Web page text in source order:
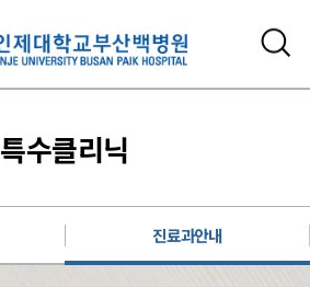
특수클리닉
진료과안내